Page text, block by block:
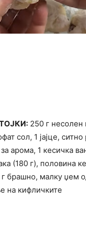
250 г несолен
сол, 1 јајце,
арома, 1 кесичка
(180 г), половина
г брашно, малку џем
на кифличките